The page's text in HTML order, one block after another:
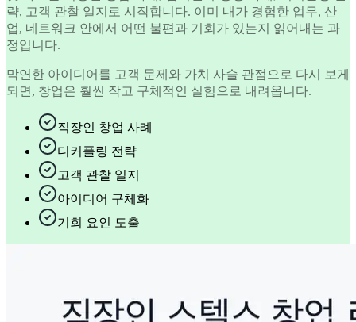
략, 고객 관찰 일지로 시작합니다. 이미 내가 경험한 업무, 산
업, 네트워크 안에서 어떤 불편과 기회가 있는지 읽어내는 과
정입니다.
막연한 아이디어를 고객 문제와 가치 사슬 관점으로 다시 보게
되면, 창업은 훨씬 작고 구체적인 실험으로 내려옵니다.
직장인 창업 사례
디커플링 전략
고객 관찰 일지
아이디어 구체화
기회 요인 도출